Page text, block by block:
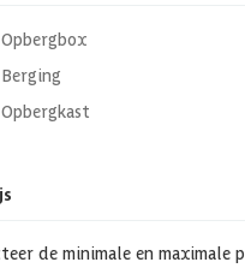
Opbergbox
Berging
Opbergkast
de minimale en maximale